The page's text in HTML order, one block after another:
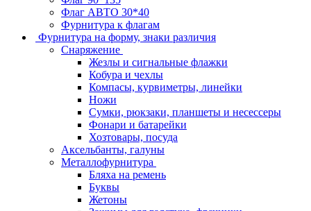
Флаг АВТО 30*40
Фурнитура к флагам
Фурнитура на форму, знаки различия
Снаряжение
Жезлы и сигнальные флажки
Кобура и чехлы
Компасы, курвиметры, линейки
Ножи
Сумки, рюкзаки, планшеты и несессеры
Фонари и батарейки
Хозтовары, посуда
Аксельбанты, галуны
Металлофурнитура
Бляха на ремень
Буквы
Жетоны